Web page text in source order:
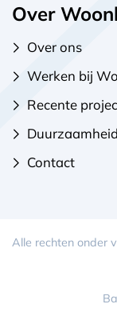
Over
Over ons
Werken bij
Recente
Duurzaamheid
Contact
Alle rechten onder